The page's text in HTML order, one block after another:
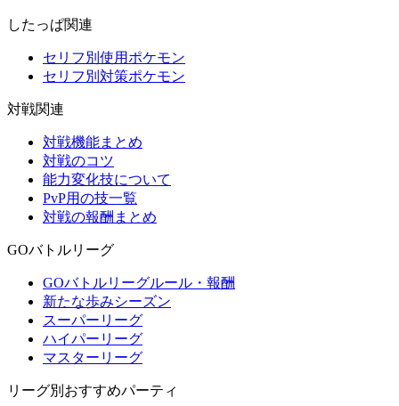
したっぱ関連
セリフ別使用ポケモン
セリフ別対策ポケモン
対戦関連
対戦機能まとめ
対戦のコツ
能力変化技について
PvP用の技一覧
対戦の報酬まとめ
GOバトルリーグ
GOバトルリーグルール・報酬
新たな歩みシーズン
スーパーリーグ
ハイパーリーグ
マスターリーグ
リーグ別おすすめパーティ